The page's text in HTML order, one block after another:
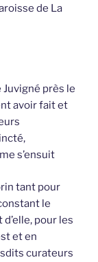
de La
Juvigné près le
avoir fait et
s’ensuit
tant pour
le
pour les
et en
curateurs